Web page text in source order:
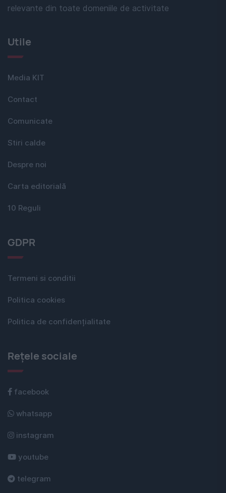
relevante din toate domeniile de activitate
Utile
Media KIT
Contact
Comunicate
Stiri calde
Despre noi
Carta editorială
10 Reguli
GDPR
Termeni si conditii
Politica cookies
Politica de confidențialitate
Rețele sociale
facebook
whatsapp
instagram
youtube
telegram